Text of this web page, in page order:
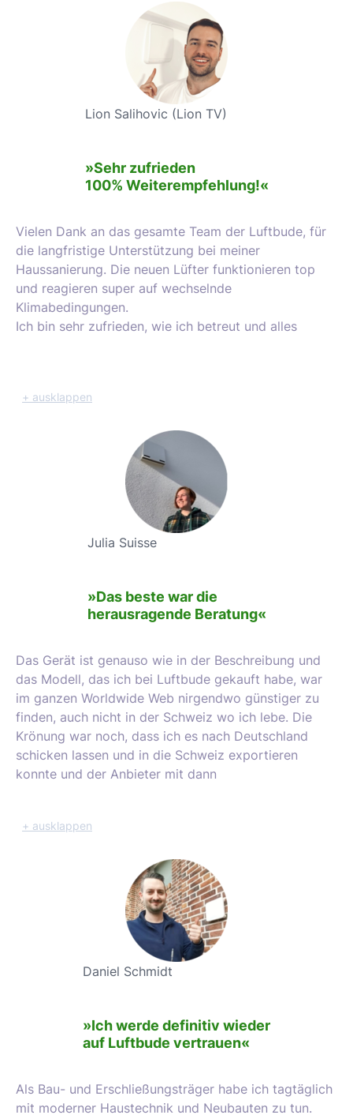
Lion Salihovic (Lion TV)
»Sehr zufrieden
100% Weiterempfehlung!«
Vielen Dank an das gesamte Team der Luftbude, für
die langfristige Unterstützung bei meiner
Haussanierung. Die neuen Lüfter funktionieren top
und reagieren super auf wechselnde
Klimabedingungen.
Ich bin sehr zufrieden, wie ich betreut und alles
+ ausklappen
Julia Suisse
»Das beste war die
herausragende Beratung«
Das Gerät ist genauso wie in der Beschreibung und
das Modell, das ich bei Luftbude gekauft habe, war
im ganzen Worldwide Web nirgendwo günstiger zu
finden, auch nicht in der Schweiz wo ich lebe. Die
Krönung war noch, dass ich es nach Deutschland
schicken lassen und in die Schweiz exportieren
konnte und der Anbieter mit dann
+ ausklappen
Daniel Schmidt
»Ich werde definitiv wieder
auf Luftbude vertrauen«
Als Bau- und Erschließungsträger habe ich tagtäglich
mit moderner Haustechnik und Neubauten zu tun.